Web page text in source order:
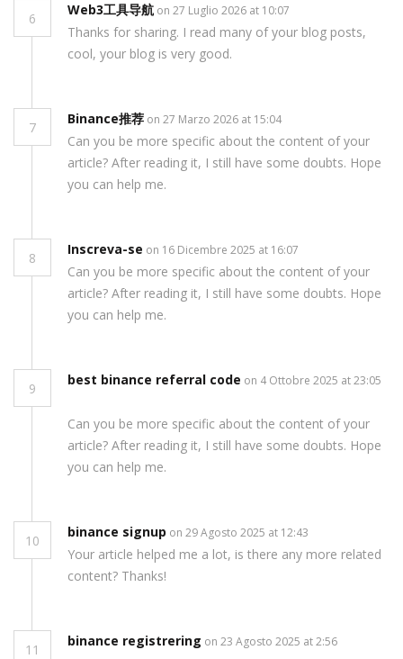
6
Web3工具导航 on 27 Luglio 2026 at 10:07
Thanks for sharing. I read many of your blog posts,
cool, your blog is very good.
7
Binance推荐 on 27 Marzo 2026 at 15:04
Can you be more specific about the content of your
article? After reading it, I still have some doubts. Hope
you can help me.
8
Inscreva-se on 16 Dicembre 2025 at 16:07
Can you be more specific about the content of your
article? After reading it, I still have some doubts. Hope
you can help me.
9
best binance referral code on 4 Ottobre 2025 at 23:05
Can you be more specific about the content of your
article? After reading it, I still have some doubts. Hope
you can help me.
10
binance signup on 29 Agosto 2025 at 12:43
Your article helped me a lot, is there any more related
content? Thanks!
11
binance registrering on 23 Agosto 2025 at 2:56